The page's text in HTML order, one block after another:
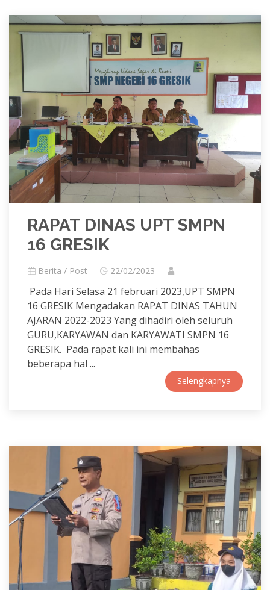
RAPAT DINAS UPT SMPN
16 GRESIK
Berita / Post 22/02/2023
Pada Hari Selasa 21 februari 2023,UPT SMPN
16 GRESIK Mengadakan RAPAT DINAS TAHUN
AJARAN 2022-2023 Yang dihadiri oleh seluruh
GURU,KARYAWAN dan KARYAWATI SMPN 16
GRESIK. Pada rapat kali ini membahas
beberapa hal ...
Selengkapnya